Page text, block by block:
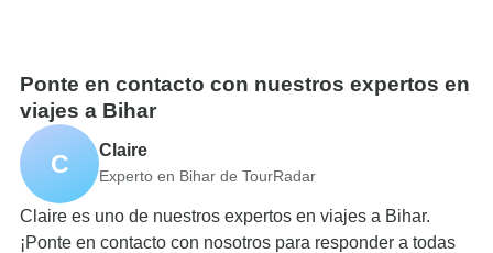
Ponte en contacto con nuestros expertos en
viajes a Bihar
C Claire
Experto en Bihar de TourRadar
Claire es uno de nuestros expertos en viajes a Bihar.
¡Ponte en contacto con nosotros para responder a todas